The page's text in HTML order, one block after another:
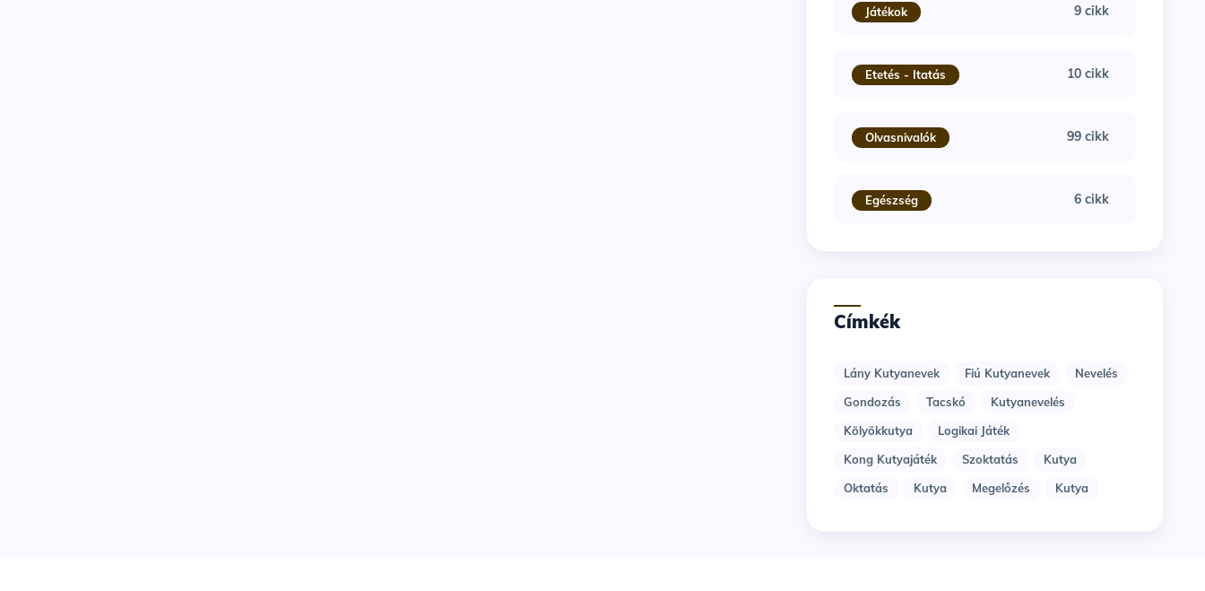
Játékok 9 cikk
Etetés - Itatás 10 cikk
Olvasnivalók 99 cikk
Egészség 6 cikk
Címkék
Lány Kutyanevek Fiú Kutyanevek
Nevelés
Gondozás
Tacskó
Kutyanevelés
Kölyökkutya
Logikai Játék
Kong Kutyajáték
Szoktatás
Kutya
Oktatás
Kutya Megelőzés Kutya